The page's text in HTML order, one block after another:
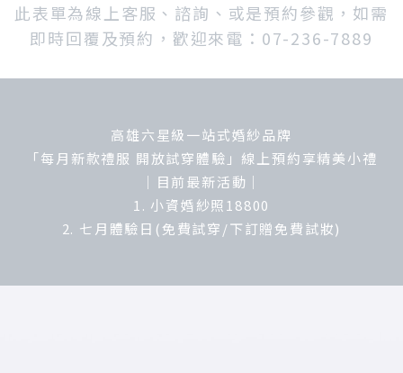
此表單為線上客服、諮詢、或是預約參觀，如需
即時回覆及預約，歡迎來電：07-236-7889
高雄六星級一站式婚紗品牌
「每月新款禮服 開放試穿體驗」線上預約享精美小禮
｜目前最新活動｜
1. 小資婚紗照18800
2. 七月體驗日(免費試穿/下訂贈免費試妝)